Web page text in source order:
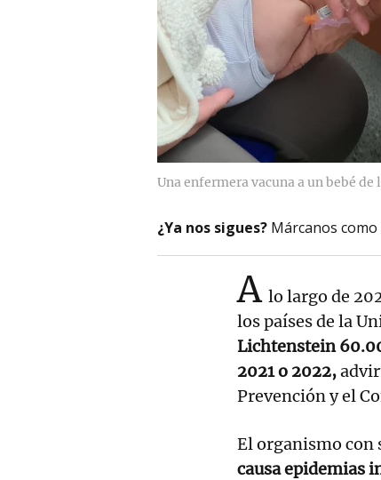
Una enfermera vacuna a un bebé de
¿Ya nos sigues? Márcanos
A lo largo de
los países de la
Lichtenstein
2021 o 2022,
Prevención y el
El organismo con
causa epidemias